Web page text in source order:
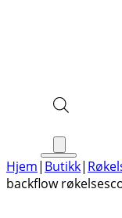
Hjem| Butikk|
backflow